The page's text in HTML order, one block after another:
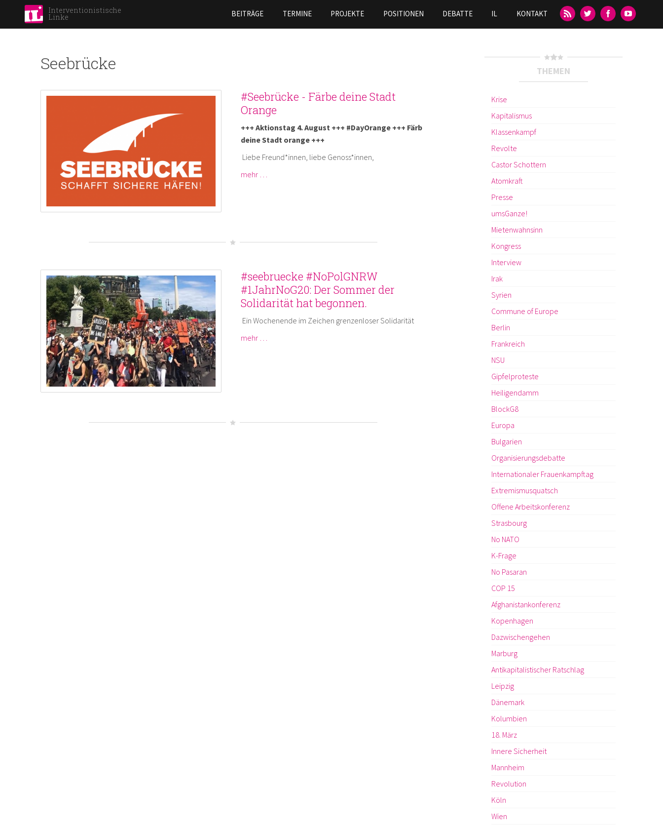
main
content
Interventionistische
Linke BEITRÄGE TERMINE PROJEKTE POSITIONEN DEBATTE IL KONTAKT
Seebrücke
#Seebrücke - Färbe deine Stadt
Orange
+++ Aktionstag 4. August +++ #DayOrange +++ Färb
deine Stadt orange +++
Liebe Freund*innen, liebe Genoss*innen,
mehr …
#seebruecke #NoPolGNRW
#1JahrNoG20: Der Sommer der
Solidarität hat begonnen.
Ein Wochenende im Zeichen grenzenloser Solidarität
mehr …
THEMEN
Krise
Kapitalismus
Klassenkampf
Revolte
Castor Schottern
Atomkraft
Presse
umsGanze!
Mietenwahnsinn
Kongress
Interview
Irak
Syrien
Commune of Europe
Berlin
Frankreich
NSU
Gipfelproteste
Heiligendamm
BlockG8
Europa
Bulgarien
Organisierungsdebatte
Internationaler Frauenkampftag
Extremismusquatsch
Offene Arbeitskonferenz
Strasbourg
No NATO
K-Frage
No Pasaran
COP 15
Afghanistankonferenz
Kopenhagen
Dazwischengehen
Marburg
Antikapitalistischer Ratschlag
Leipzig
Dänemark
Kolumbien
18. März
Innere Sicherheit
Mannheim
Revolution
Köln
Wien